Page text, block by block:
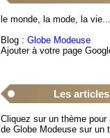
le monde, la mode, la vie...
Blog : Globe Modeuse
Ajouter à votre page
Les
Cliquez sur un thème
de Globe Modeuse sur un